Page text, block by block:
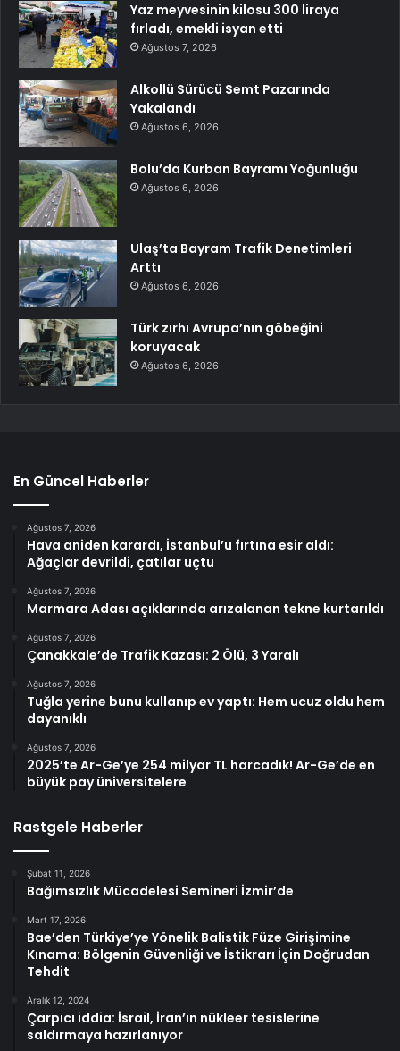
Yaz meyvesinin kilosu 300 liraya
fırladı, emekli isyan etti
Ağustos 7, 2026
Alkollü Sürücü Semt Pazarında
Yakalandı
Ağustos 6, 2026
Bolu’da Kurban Bayramı Yoğunluğu
Ağustos 6, 2026
Ulaş’ta Bayram Trafik Denetimleri
Arttı
Ağustos 6, 2026
Türk zırhı Avrupa’nın göbeğini
koruyacak
Ağustos 6, 2026
En Güncel Haberler
Ağustos 7, 2026
Hava aniden karardı, İstanbul’u fırtına esir aldı:
Ağaçlar devrildi, çatılar uçtu
Ağustos 7, 2026
Marmara Adası açıklarında arızalanan tekne kurtarıldı
Ağustos 7, 2026
Çanakkale’de Trafik Kazası: 2 Ölü, 3 Yaralı
Ağustos 7, 2026
Tuğla yerine bunu kullanıp ev yaptı: Hem ucuz oldu hem
dayanıklı
Ağustos 7, 2026
2025’te Ar-Ge’ye 254 milyar TL harcadık! Ar-Ge’de en
büyük pay üniversitelere
Rastgele Haberler
Şubat 11, 2026
Bağımsızlık Mücadelesi Semineri İzmir’de
Mart 17, 2026
Bae’den Türkiye’ye Yönelik Balistik Füze Girişimine
Kınama: Bölgenin Güvenliği ve İstikrarı İçin Doğrudan
Tehdit
Aralık 12, 2024
Çarpıcı iddia: İsrail, İran’ın nükleer tesislerine
saldırmaya hazırlanıyor